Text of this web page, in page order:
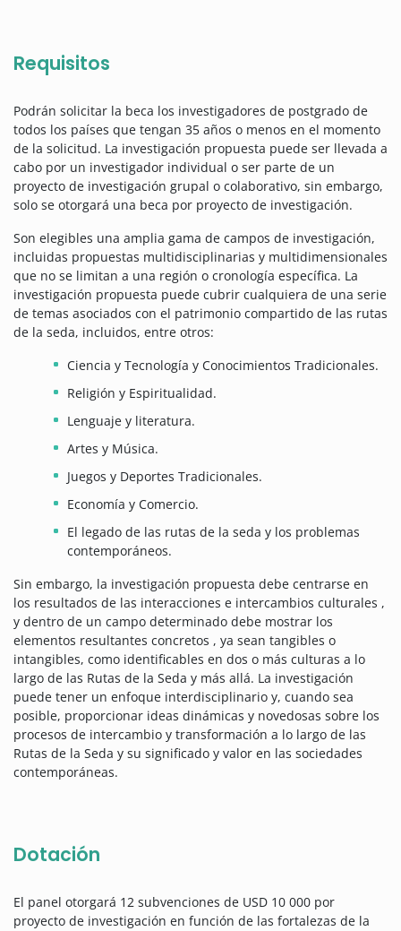
Requisitos
Podrán solicitar la beca los investigadores de postgrado de
todos los países que tengan 35 años o menos en el momento
de la solicitud. La investigación propuesta puede ser llevada a
cabo por un investigador individual o ser parte de un
proyecto de investigación grupal o colaborativo, sin embargo,
solo se otorgará una beca por proyecto de investigación.
Son elegibles una amplia gama de campos de investigación,
incluidas propuestas multidisciplinarias y multidimensionales
que no se limitan a una región o cronología específica. La
investigación propuesta puede cubrir cualquiera de una serie
de temas asociados con el patrimonio compartido de las rutas
de la seda, incluidos, entre otros:
Ciencia y Tecnología y Conocimientos Tradicionales.
Religión y Espiritualidad.
Lenguaje y literatura.
Artes y Música.
Juegos y Deportes Tradicionales.
Economía y Comercio.
El legado de las rutas de la seda y los problemas
contemporáneos.
Sin embargo, la investigación propuesta debe centrarse en
los resultados de las interacciones e intercambios culturales ,
y dentro de un campo determinado debe mostrar los
elementos resultantes concretos , ya sean tangibles o
intangibles, como identificables en dos o más culturas a lo
largo de las Rutas de la Seda y más allá. La investigación
puede tener un enfoque interdisciplinario y, cuando sea
posible, proporcionar ideas dinámicas y novedosas sobre los
procesos de intercambio y transformación a lo largo de las
Rutas de la Seda y su significado y valor en las sociedades
contemporáneas.
Dotación
El panel otorgará 12 subvenciones de USD 10 000 por
proyecto de investigación en función de las fortalezas de la